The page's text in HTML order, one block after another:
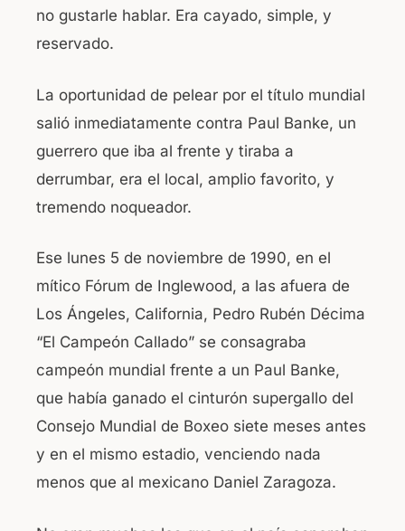
no gustarle hablar. Era cayado, simple, y
reservado.
La oportunidad de pelear por el título mundial
salió inmediatamente contra Paul Banke, un
guerrero que iba al frente y tiraba a
derrumbar, era el local, amplio favorito, y
tremendo noqueador.
Ese lunes 5 de noviembre de 1990, en el
mítico Fórum de Inglewood, a las afuera de
Los Ángeles, California, Pedro Rubén Décima
“El Campeón Callado” se consagraba
campeón mundial frente a un Paul Banke,
que había ganado el cinturón supergallo del
Consejo Mundial de Boxeo siete meses antes
y en el mismo estadio, venciendo nada
menos que al mexicano Daniel Zaragoza.